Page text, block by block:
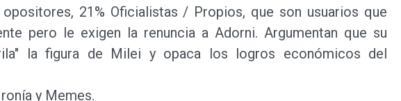
21% Oficialistas / Propios, que son usuarios que
pero le exigen la renuncia a Adorni. Argumentan que su
la figura de Milei y opaca los logros económicos del
y Memes.